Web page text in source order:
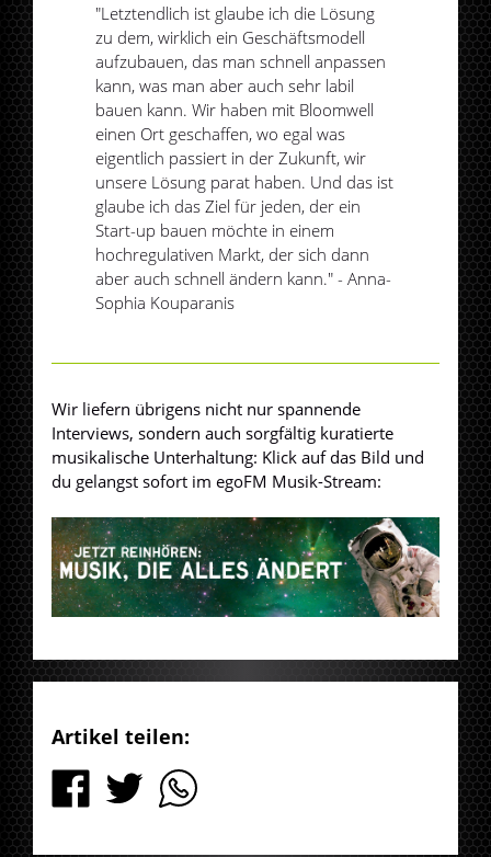
"Letztendlich ist glaube ich die Lösung
zu dem, wirklich ein Geschäftsmodell
aufzubauen, das man schnell anpassen
kann, was man aber auch sehr labil
bauen kann. Wir haben mit Bloomwell
einen Ort geschaffen, wo egal was
eigentlich passiert in der Zukunft, wir
unsere Lösung parat haben. Und das ist
glaube ich das Ziel für jeden, der ein
Start-up bauen möchte in einem
hochregulativen Markt, der sich dann
aber auch schnell ändern kann." - Anna-
Sophia Kouparanis
Wir liefern übrigens nicht nur spannende
Interviews, sondern auch sorgfältig kuratierte
musikalische Unterhaltung: Klick auf das Bild und
du gelangst sofort im egoFM Musik-Stream:
Artikel teilen: